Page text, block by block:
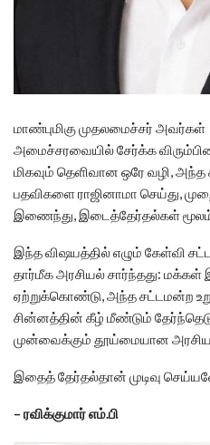
மாண்புமிகு முதலமைச்சர்
அமைச்சரவையில் சேர்க்க
மிகவும் தெளிவான ஒரே வழி,
பதவிகளை ராஜினாமா செய்து,
இணைந்து, இடைத்தேர்தல்கள் மூலம்
இந்த விஷயத்தில் எழும் கேள்வி
தார்மீக அரசியல் சார்ந்தது:
ஏற்றுக்கொண்டு, அந்த சட்டமன்ற
சின்னத்தின் கீழ் மீண்டும்
முன்வைக்கும் தூய்மையான
இதைத் தேர்தல்தான் முடிவு
– ரவிக்குமார் எம்.பி